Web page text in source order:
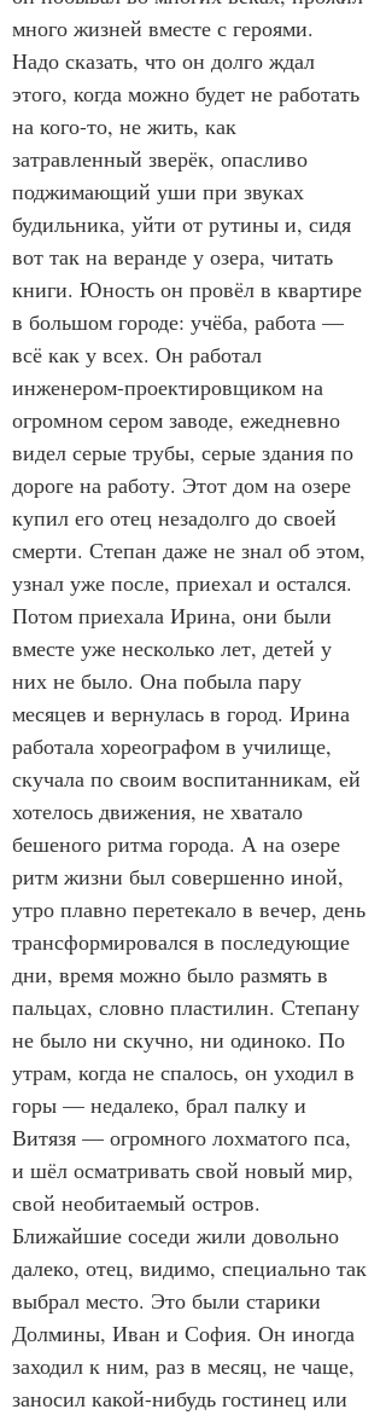
много жизней вместе с героями.
Надо сказать, что он долго ждал
этого, когда можно будет не работать
на кого-то, не жить, как
затравленный зверёк, опасливо
поджимающий уши при звуках
будильника, уйти от рутины и, сидя
вот так на веранде у озера, читать
книги. Юность он провёл в квартире
в большом городе: учёба, работа —
всё как у всех. Он работал
инженером-проектировщиком на
огромном сером заводе, ежедневно
видел серые трубы, серые здания по
дороге на работу. Этот дом на озере
купил его отец незадолго до своей
смерти. Степан даже не знал об этом,
узнал уже после, приехал и остался.
Потом приехала Ирина, они были
вместе уже несколько лет, детей у
них не было. Она побыла пару
месяцев и вернулась в город. Ирина
работала хореографом в училище,
скучала по своим воспитанникам, ей
хотелось движения, не хватало
бешеного ритма города. А на озере
ритм жизни был совершенно иной,
утро плавно перетекало в вечер, день
трансформировался в последующие
дни, время можно было размять в
пальцах, словно пластилин. Степану
не было ни скучно, ни одиноко. По
утрам, когда не спалось, он уходил в
горы — недалеко, брал палку и
Витязя — огромного лохматого пса,
и шёл осматривать свой новый мир,
свой необитаемый остров.
Ближайшие соседи жили довольно
далеко, отец, видимо, специально так
выбрал место. Это были старики
Долмины, Иван и София. Он иногда
заходил к ним, раз в месяц, не чаще,
заносил какой-нибудь гостинец или